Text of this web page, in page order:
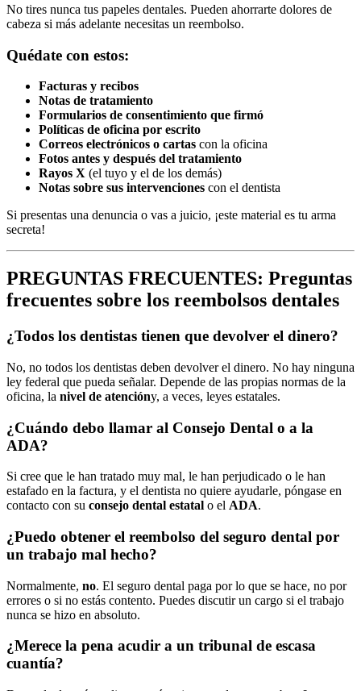
No tires nunca tus papeles dentales. Pueden ahorrarte dolores de
cabeza si más adelante necesitas un reembolso.
Quédate con estos:
Facturas y recibos
Notas de tratamiento
Formularios de consentimiento que firmó
Políticas de oficina por escrito
Correos electrónicos o cartas con la oficina
Fotos antes y después del tratamiento
Rayos X (el tuyo y el de los demás)
Notas sobre sus intervenciones con el dentista
Si presentas una denuncia o vas a juicio, ¡este material es tu arma
secreta!
PREGUNTAS FRECUENTES: Preguntas
frecuentes sobre los reembolsos dentales
¿Todos los dentistas tienen que devolver el dinero?
No, no todos los dentistas deben devolver el dinero. No hay ninguna
ley federal que pueda señalar. Depende de las propias normas de la
oficina, la nivel de atencióny, a veces, leyes estatales.
¿Cuándo debo llamar al Consejo Dental o a la
ADA?
Si cree que le han tratado muy mal, le han perjudicado o le han
estafado en la factura, y el dentista no quiere ayudarle, póngase en
contacto con su consejo dental estatal o el ADA.
¿Puedo obtener el reembolso del seguro dental por
un trabajo mal hecho?
Normalmente, no. El seguro dental paga por lo que se hace, no por
errores o si no estás contento. Puedes discutir un cargo si el trabajo
nunca se hizo en absoluto.
¿Merece la pena acudir a un tribunal de escasa
cuantía?